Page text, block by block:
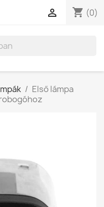
shopping_cart (0)

Első lámpa